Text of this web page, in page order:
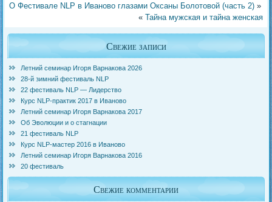
О Фестивале NLP в Иваново глазами Оксаны Болотовой (часть 2) »
« Тайна мужская и тайна женская
Свежие записи
Летний семинар Игоря Варнакова 2026
28-й зимний фестиваль NLP
22 фестиваль NLP — Лидерство
Курс NLP-практик 2017 в Иваново
Летний семинар Игоря Варнакова 2017
Об Эволюции и о стагнации
21 фестиваль NLP
Курс NLP-мастер 2016 в Иваново
Летний семинар Игоря Варнакова 2016
20 фестиваль
Свежие комментарии